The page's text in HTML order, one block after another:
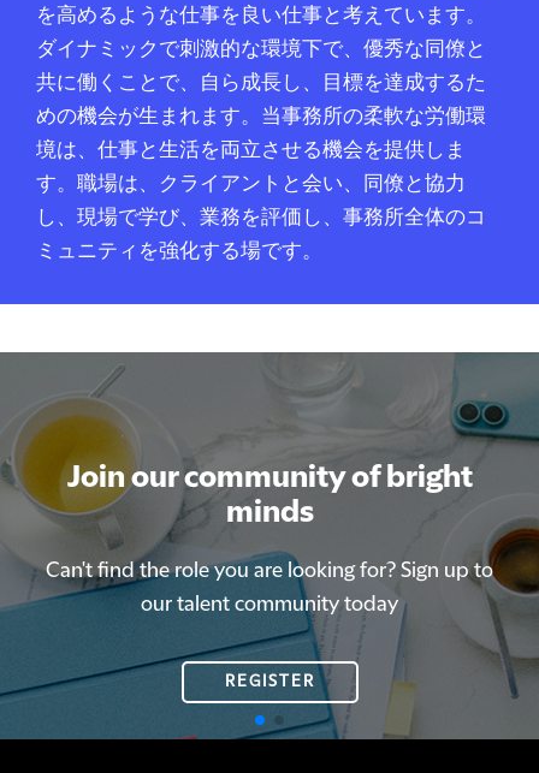
を高めるような仕事を良い仕事と考えています。
ダイナミックで刺激的な環境下で、優秀な同僚と
共に働くことで、自ら成長し、目標を達成するた
めの機会が生まれます。当事務所の柔軟な労働環
境は、仕事と生活を両立させる機会を提供しま
す。職場は、クライアントと会い、同僚と協力
し、現場で学び、業務を評価し、事務所全体のコ
ミュニティを強化する場です。
Join our community of bright
minds
Can't find the role you are looking for? Sign up to
our talent community today
REGISTER
Join our community of bright
minds
Can't find the role you are looking for? Sign up to
our talent community today
REGISTER